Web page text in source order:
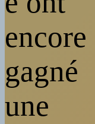
encore
gagné
une